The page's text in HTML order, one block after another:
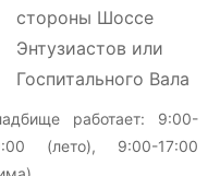
стороны Шоссе
Энтузиастов или
Госпитального Вала
работает: 9:00-
(лето), 9:00-17:00